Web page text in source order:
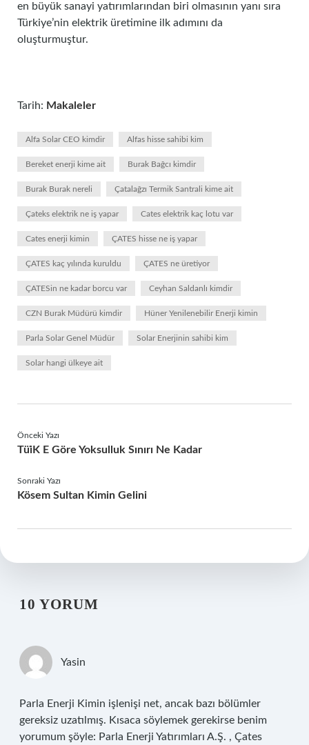
en büyük sanayi yatırımlarından biri olmasının yanı sıra
Türkiye’nin elektrik üretimine ilk adımını da
oluşturmuştur.
Tarih: Makaleler
Alfa Solar CEO kimdir Alfas hisse sahibi kim
Bereket enerji kime ait Burak Bağcı kimdir
Burak Burak nereli Çatalağzı Termik Santrali kime ait
Çateks elektrik ne iş yapar Cates elektrik kaç lotu var
Cates enerji kimin ÇATES hisse ne iş yapar
ÇATES kaç yılında kuruldu ÇATES ne üretiyor
ÇATESin ne kadar borcu var Ceyhan Saldanlı kimdir
CZN Burak Müdürü kimdir Hüner Yenilenebilir Enerji kimin
Parla Solar Genel Müdür Solar Enerjinin sahibi kim
Solar hangi ülkeye ait
Önceki Yazı
Tüi̇K E Göre Yoksulluk Sınırı Ne Kadar
Sonraki Yazı
Kösem Sultan Kimin Gelini
10 YORUM
Yasin
Parla Enerji Kimin işlenişi net, ancak bazı bölümler
gereksiz uzatılmış. Kısaca söylemek gerekirse benim
yorumum şöyle: Parla Enerji Yatırımları A.Ş. , Çates